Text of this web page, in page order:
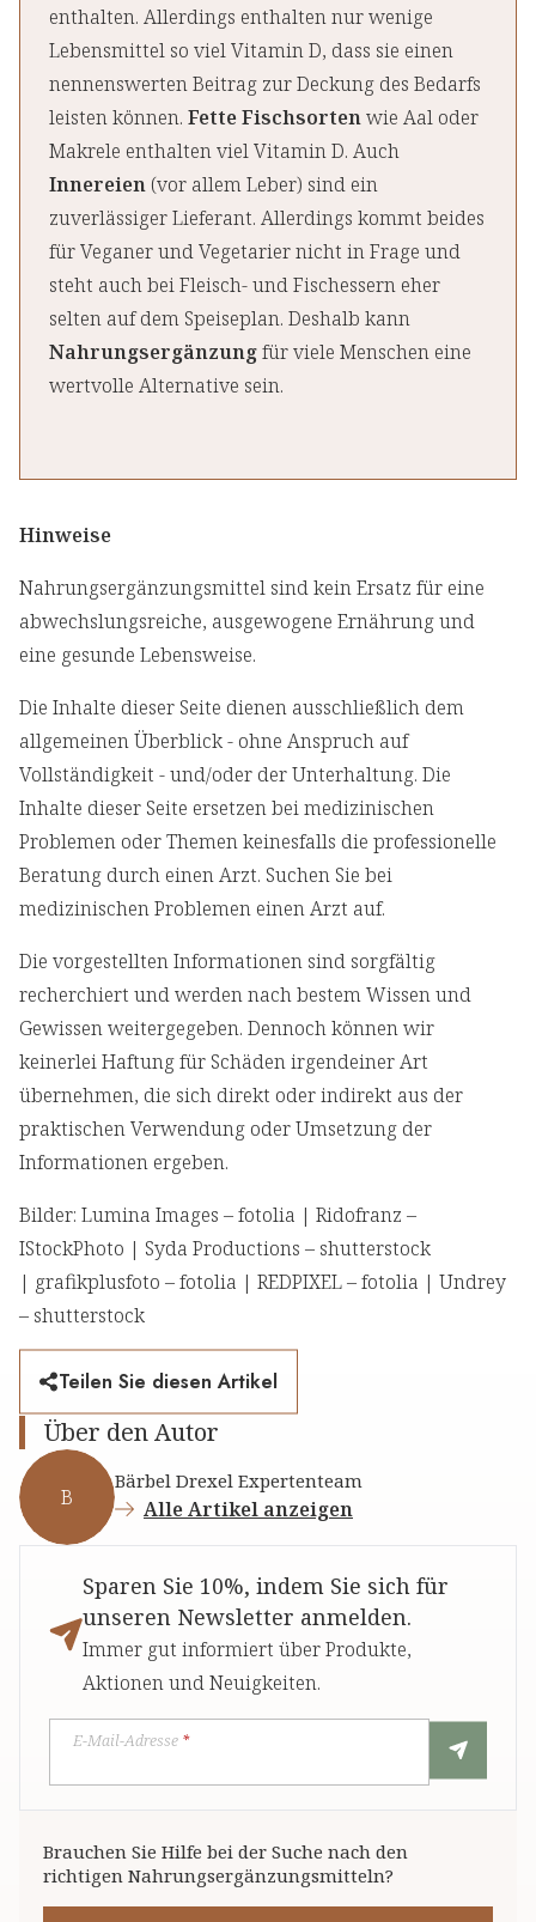
enthalten. Allerdings enthalten nur wenige
Lebensmittel so viel Vitamin D, dass sie einen
nennenswerten Beitrag zur Deckung des Bedarfs
leisten können. Fette Fischsortenwie Aal oder
Makrele enthalten viel Vitamin D. Auch
Innereien (vor allem Leber) sind ein
zuverlässiger Lieferant. Allerdings kommt beides
für Veganer und Vegetarier nicht in Frage und
steht auch bei Fleisch- und Fischessern eher
selten auf dem Speiseplan. Deshalb kann
Nahrungsergänzungfür viele Menschen eine
wertvolle Alternative sein.
Hinweise
Nahrungsergänzungsmittel sind kein Ersatz für eine
abwechslungsreiche, ausgewogene Ernährung und
eine gesunde Lebensweise.
Die Inhalte dieser Seite dienen ausschließlich dem
allgemeinen Überblick - ohne Anspruch auf
Vollständigkeit - und/oder der Unterhaltung. Die
Inhalte dieser Seite ersetzen bei medizinischen
Problemen oder Themen keinesfalls die professionelle
Beratung durch einen Arzt. Suchen Sie bei
medizinischen Problemen einen Arzt auf.
Die vorgestellten Informationen sind sorgfältig
recherchiert und werden nach bestem Wissen und
Gewissen weitergegeben. Dennoch können wir
keinerlei Haftung für Schäden irgendeiner Art
übernehmen, die sich direkt oder indirekt aus der
praktischen Verwendung oder Umsetzung der
Informationen ergeben.
Bilder: Lumina Images – fotolia | Ridofranz –
IStockPhoto | Syda Productions – shutterstock
| grafikplusfoto – fotolia | REDPIXEL – fotolia | Undrey
– shutterstock
Teilen Sie diesen Artikel
Über den Autor
B
Bärbel Drexel Expertenteam
Alle Artikel anzeigen
Sparen Sie 10%, indem Sie sich für
unseren Newsletter anmelden.
Immer gut informiert über Produkte,
Aktionen und Neuigkeiten.
E-Mail-Adresse *
Brauchen Sie Hilfe bei der Suche nach den
richtigen Nahrungsergänzungsmitteln?